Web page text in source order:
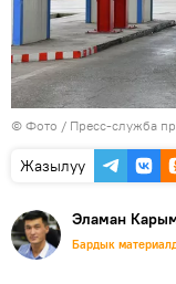
© Фото / Пресс-служба
Жазылуу
Эламан
Бардык